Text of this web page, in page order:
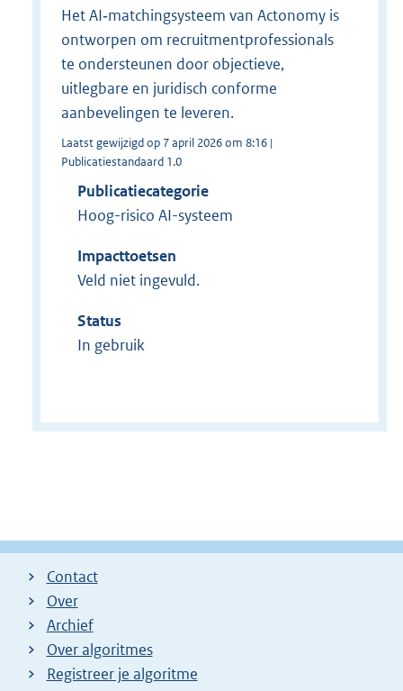
Het AI‑matchingsysteem van Actonomy is
ontworpen om recruitmentprofessionals
te ondersteunen door objectieve,
uitlegbare en juridisch conforme
aanbevelingen te leveren.
Laatst gewijzigd op 7 april 2026 om 8:16 |
Publicatiestandaard 1.0
Publicatiecategorie
Hoog-risico AI-systeem
Impacttoetsen
Veld niet ingevuld.
Status
In gebruik
Contact
Over
Archief
Over algoritmes
Registreer je algoritme